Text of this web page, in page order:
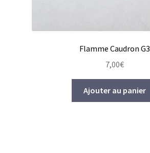
Flamme Caudron G3
7,00€
Ajouter au panier